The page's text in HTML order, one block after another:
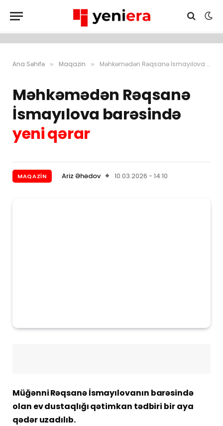
Ana Səhifə » Maqazin » Məhkəmədən Rəqsanə İsmayılova barəsində yeni qərar
Məhkəmədən Rəqsanə
İsmayılova barəsində
yeni qərar
MAQAZIN Ariz Əhədov 10.03.2026 - 14:10
Müğənni Rəqsanə İsmayılovanın barəsində
olan ev dustaqlığı qətimkan tədbiri bir aya
qədər uzadılıb.